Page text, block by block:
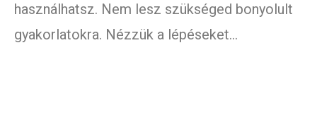
használhatsz. Nem lesz szükséged bonyolult
gyakorlatokra. Nézzük a lépéseket…